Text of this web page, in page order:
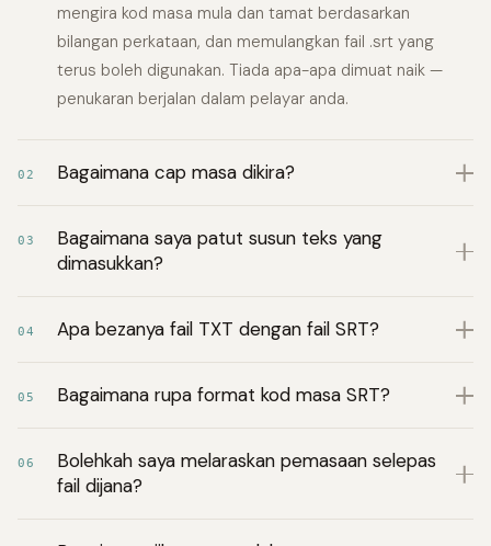
mengira kod masa mula dan tamat berdasarkan
bilangan perkataan, dan memulangkan fail .srt yang
terus boleh digunakan. Tiada apa-apa dimuat naik —
penukaran berjalan dalam pelayar anda.
02 Bagaimana cap masa dikira?
03
Bagaimana saya patut susun teks yang
dimasukkan?
04 Apa bezanya fail TXT dengan fail SRT?
05 Bagaimana rupa format kod masa SRT?
06
Bolehkah saya melaraskan pemasaan selepas
fail dijana?